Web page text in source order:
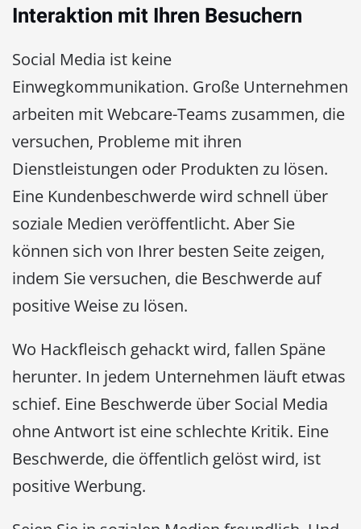
Interaktion mit Ihren Besuchern
Social Media ist keine
Einwegkommunikation. Große Unternehmen
arbeiten mit Webcare-Teams zusammen, die
versuchen, Probleme mit ihren
Dienstleistungen oder Produkten zu lösen.
Eine Kundenbeschwerde wird schnell über
soziale Medien veröffentlicht. Aber Sie
können sich von Ihrer besten Seite zeigen,
indem Sie versuchen, die Beschwerde auf
positive Weise zu lösen.
Wo Hackfleisch gehackt wird, fallen Späne
herunter. In jedem Unternehmen läuft etwas
schief. Eine Beschwerde über Social Media
ohne Antwort ist eine schlechte Kritik. Eine
Beschwerde, die öffentlich gelöst wird, ist
positive Werbung.